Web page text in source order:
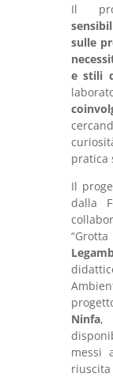
Il
sulle
e stili
pratica
Il
dalla
Ninfa,
messi